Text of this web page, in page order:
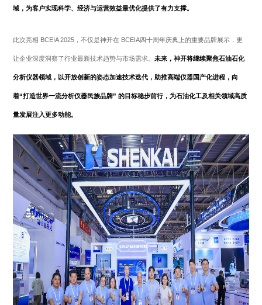
域，为客户实现科学、经济与运营效益最优化提供了有力支撑。
此次亮相 BCEIA 2025，不仅是神开在 BCEIA四十周年庆典上的重要品牌展示，更
让企业深度洞察了行业最新技术趋势与市场需求。未来，神开将继续聚焦石油石化
分析仪器领域，以开放创新的姿态加速技术迭代，助推高端仪器国产化进程，向
着“打造世界一流分析仪器民族品牌” 的目标稳步前行，为石油化工及相关领域高质
量发展注入更多动能。